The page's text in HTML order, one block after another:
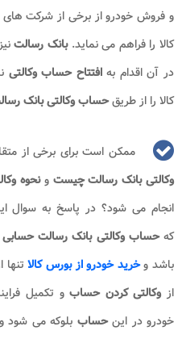
و فروش خودرو از برخی از شرکت های
کالا را فراهم می نماید.بانک رسالت
در آن اقدام بهافتتاح حساب وکالتی
کالا را از طریقحساب وکالتی بانک
ممکن است برای برخی از
وکالتی بانک رسالت چیست ونحوه
انجام می شود؟ در پاسخ به سوال
کهحساب وکالتی بانک رسالت
باشد وخرید خودرو از بورس کالاتنها
از وکالتی کردن حسابو تکمیل
خودرو در اینحساب بلوکه می شود